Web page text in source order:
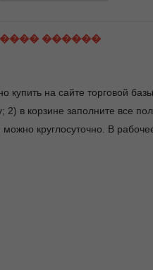
������
купить на сайте торговой
2) в корзине заполните все
круглосуточно. В